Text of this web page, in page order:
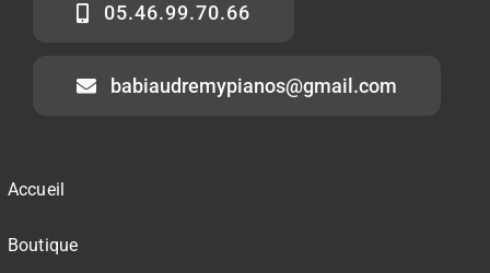
05.46.99.70.66
babiaudremypianos@gmail.com
Accueil
Boutique